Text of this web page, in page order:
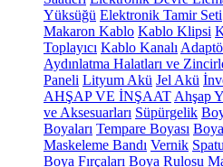
Yüksüğü Elektronik Tamir Seti
Makaron Kablo Kablo Klipsi
Toplayıcı Kablo Kanalı
Aydınlatma Halatları ve
Paneli Lityum Akü Jel Akü
AHŞAP VE İNŞAAT Ahşap
ve Aksesuarları Süpürgelik
Boyaları Tempare Boyası
Maskeleme Bandı Vernik
Boya Fırçaları Boya Rulosu